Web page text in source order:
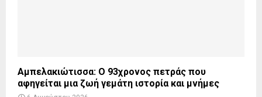
Αμπελακιώτισσα: Ο 93χρονος πετράς που
αφηγείται μια ζωή γεμάτη ιστορία και μνήμες